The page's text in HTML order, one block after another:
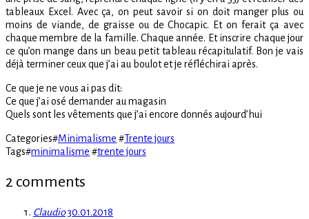
tableaux Excel. Avec ça, on peut savoir si on doit manger plus ou
moins de viande, de graisse ou de Chocapic. Et on ferait ça avec
chaque membre de la famille. Chaque année. Et inscrire chaque jour
ce qu’on mange dans un beau petit tableau récapitulatif. Bon je vais
déjà terminer ceux que j’ai au boulot et je réfléchirai après.
Ce que je ne vous ai pas dit:
Ce que j’ai osé demander au magasin
Quels sont les vêtements que j’ai encore donnés aujourd’hui
Categories#Minimalisme #Trente jours
Tags#minimalisme #trente jours
2 comments
Claudio30.01.2018